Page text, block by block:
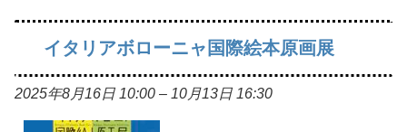
イタリアボローニャ国際絵本原画展
2025年8月16日 10:00 – 10月13日 16:30